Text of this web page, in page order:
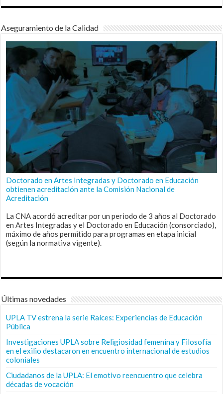
Aseguramiento de la Calidad
Doctorado en Artes Integradas y Doctorado en Educación
obtienen acreditación ante la Comisión Nacional de
Acreditación
La CNA acordó acreditar por un periodo de 3 años al Doctorado
en Artes Integradas y el Doctorado en Educación (consorciado),
máximo de años permitido para programas en etapa inicial
(según la normativa vigente).
Últimas novedades
UPLA TV estrena la serie Raíces: Experiencias de Educación
Pública
Investigaciones UPLA sobre Religiosidad femenina y Filosofía
en el exilio destacaron en encuentro internacional de estudios
coloniales
Ciudadanos de la UPLA: El emotivo reencuentro que celebra
décadas de vocación